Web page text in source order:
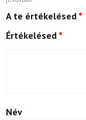
A te értékelésed *
Értékelésed *
Név